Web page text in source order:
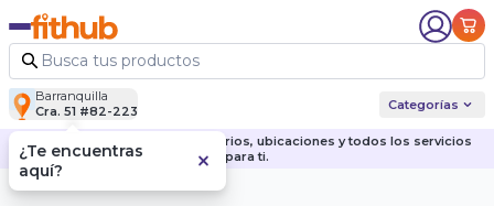
Barranquilla
Cra. 51 #82-223
Categorías
Descubre nuestras sedes, horarios, ubicaciones y todos los servicios
para ti.
¿Te encuentras
aquí?